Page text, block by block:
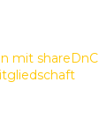
mit shareDnC